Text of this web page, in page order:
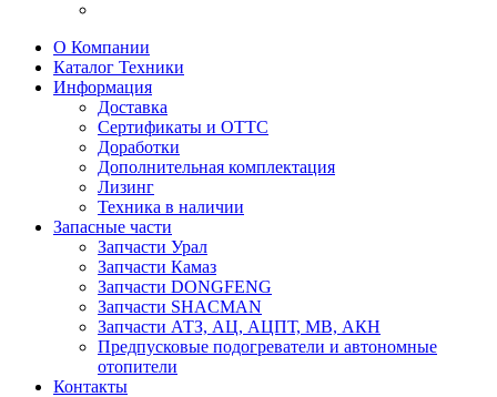
О Компании
Каталог Техники
Информация
Доставка
Сертификаты и ОТТС
Доработки
Дополнительная комплектация
Лизинг
Техника в наличии
Запасные части
Запчасти Урал
Запчасти Камаз
Запчасти DONGFENG
Запчасти SHACMAN
Запчасти АТЗ, АЦ, АЦПТ, МВ, АКН
Предпусковые подогреватели и автономные
отопители
Контакты